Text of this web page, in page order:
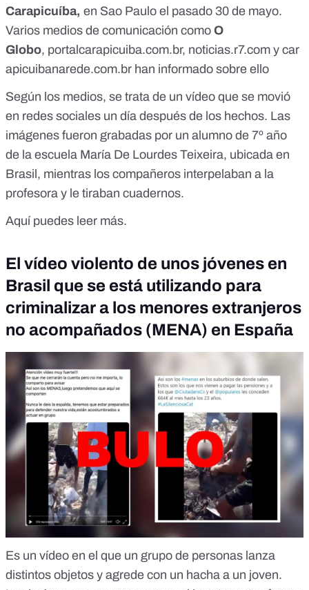
Carapicuíba, en Sao Paulo el pasado 30 de mayo.
Varios medios de comunicación como O
Globo, portalcarapicuiba.com.br, noticias.r7.com y car
apicuibanarede.com.br han informado sobre ello
Según los medios, se trata de un vídeo que se movió
en redes sociales un día después de los hechos. Las
imágenes fueron grabadas por un alumno de 7º año
de la escuela María De Lourdes Teixeira, ubicada en
Brasil, mientras los compañeros interpelaban a la
profesora y le tiraban cuadernos.
Aquí puedes leer más.
El vídeo violento de unos jóvenes en
Brasil que se está utilizando para
criminalizar a los menores extranjeros
no acompañados (MENA) en España
Es un vídeo en el que un grupo de personas lanza
distintos objetos y agrede con un hacha a un joven.